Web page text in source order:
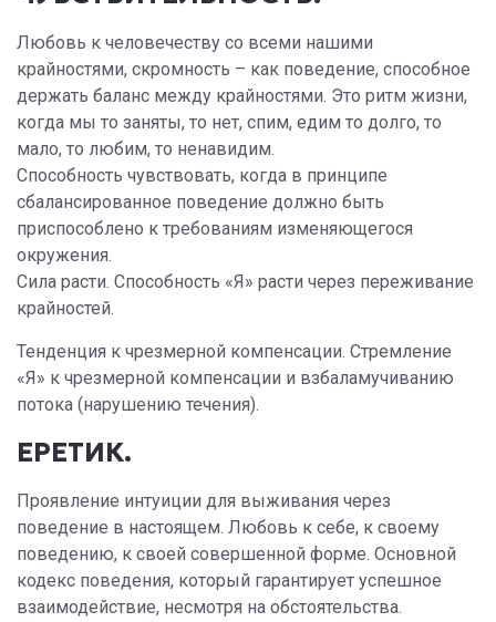
Любовь к человечеству со всеми нашими
крайностями, скромность – как поведение, способное
держать баланс между крайностями. Это ритм жизни,
когда мы то заняты, то нет, спим, едим то долго, то
мало, то любим, то ненавидим.
Способность чувствовать, когда в принципе
сбалансированное поведение должно быть
приспособлено к требованиям изменяющегося
окружения.
Сила расти. Способность «Я» расти через переживание
крайностей.
Тенденция к чрезмерной компенсации. Стремление
«Я» к чрезмерной компенсации и взбаламучиванию
потока (нарушению течения).
ЕРЕТИК.
Проявление интуиции для выживания через
поведение в настоящем. Любовь к себе, к своему
поведению, к своей совершенной форме. Основной
кодекс поведения, который гарантирует успешное
взаимодействие, несмотря на обстоятельства.